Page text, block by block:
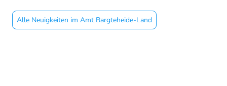
Alle Neuigkeiten im Amt Bargteheide-Land